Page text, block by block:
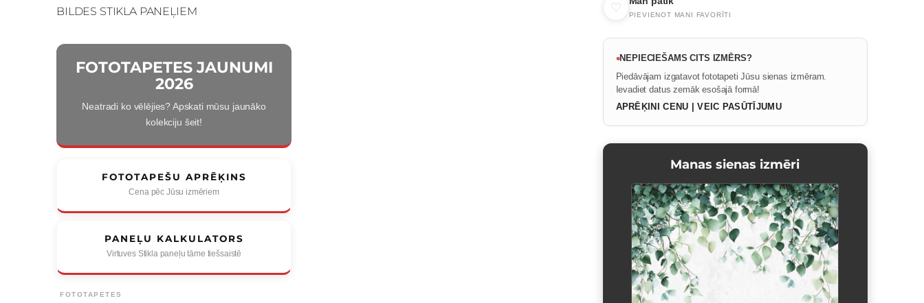
BILDES STIKLA PANEĻIEM
FOTOTAPETES JAUNUMI
2026
Neatradi ko vēlējies? Apskati mūsu jaunāko
kolekciju šeit!
FOTOTAPEŠU APRĒĶINS
Cena pēc Jūsu izmēriem
PANEĻU KALKULATORS
Virtuves Stikla paneļu tāme tiešsaistē
FOTOTAPETES
♡
PIEVIENOT MANI FAVORĪTI
•NEPIECIEŠAMS CITS IZMĒRS?
Piedāvājam izgatavot fototapeti Jūsu sienas izmēram.
Ievadiet datus zemāk esošajā formā!
APRĒĶINI CENU | VEIC PASŪTĪJUMU
Manas sienas izmēri